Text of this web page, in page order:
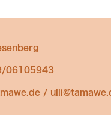
06105943
/